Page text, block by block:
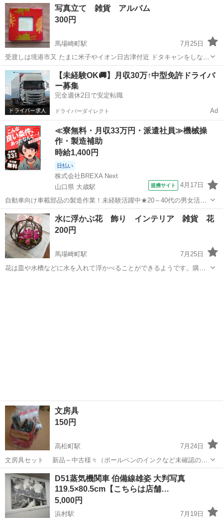
下の通りです。 ≪詳細≫ ・メーカー：ニッソー ・商品名：NS-
106(淡...
鳥取 鳥取市 その他 ニッソー
写真立て 雑貨 アルバム
300円
馬場崎町駅
7月25日
受渡しは境港市又 たまに米子やイオン日吉津付近 ドタキャンをしない
方、スムーズな受渡しが出来る方を希望します。 時間がないためサイ
ズ測定は省略させていただきます。 神経質な方はご遠慮ください。
鳥取 境港市 馬場崎町駅 その他 イオン
【未経験OK🚚】月収30万↑中型免許ドライバ
ー募集
完全週休2日で安定転職
ドライバーダイレクト Ad
≪寮無料・月収33万円・派遣社員≫機械操
作・製造補助
時給1,400円
日払い
株式会社BREXA Next
山口県 大歳駅
提携サイト 4月17日
自動車向け車載部品の製造作業！未経験活躍中★20～40代の男女活躍
中！友達同士での応募OK！備品付きワンルーム寮費無料！赴任旅費会
社負担！生活支援物資事前対応可◎格安食堂利用可！年間休日135日
♪《山口県山口市》 人気の工...
山口 山口市 大歳駅 その他
水に浮かぶ花 飾り インテリア 雑貨 花
200円
馬場崎町駅
7月25日
花は皿や水槽などに水を入れて浮かべることができるようです。購入
文房具
150円
高松町駅
7月24日
文房具セット 新品～中古様々（ボールペンのインクなど未確認のた
め神経質な方はご遠慮ください） 画鋲 ボールペン 色鉛筆 鉛筆 クリッ
プ ホッチキス など 多忙につきスムーズなお取引が出来る方にお譲り
します。 よろしくお願...
鳥取 境港市 高松町駅 その他 文房具
D51蒸気機関車 伯備線雄姿 大判写真
119.5×80.5cm【こちらは店舗…
5,000円
浜村駅
7月19日